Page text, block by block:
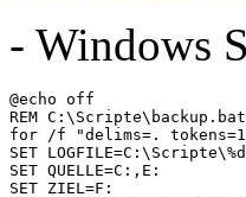
- Windows
@echo off
REM C:\Scripte\backup.bat
for /f "delims=. tokens=1-
SET
SET QUELLE=C:,E:
SET ZIEL=F: